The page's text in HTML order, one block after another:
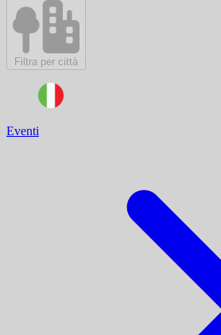
Filtra per città
Eventi